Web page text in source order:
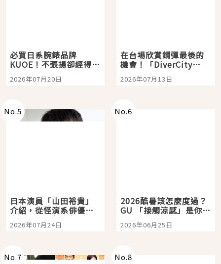
必買日系腕錶品牌
KUOE！不張揚卻經得起
時間洗鍊的經典之作五
選
2026年07月20日
在台場欣賞鋼彈最後的
機會！「DiverCity
Tokyo Plaza」搭船、
購物、美食及夜景，一
2026年07月13日
No.5
日本演員「山田裕貴」
介紹，從怪演系俳優走
向國民級日劇主角
2026年07月24日
No.6
2026酷暑該怎麼度過？
GU 「接觸涼感」是你的
夏日救星
2026年06月25日
No.7 No.8